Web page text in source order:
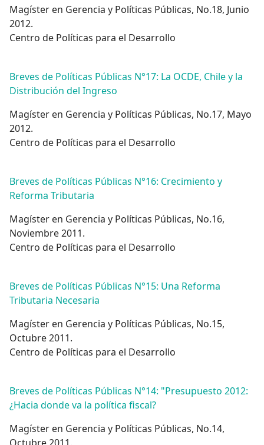
Magíster en Gerencia y Políticas Públicas, No.18, Junio
2012.
Centro de Políticas para el Desarrollo
Breves de Políticas Públicas N°17: La OCDE, Chile y la
Distribución del Ingreso
Magíster en Gerencia y Políticas Públicas, No.17, Mayo
2012.
Centro de Políticas para el Desarrollo
Breves de Políticas Públicas N°16: Crecimiento y
Reforma Tributaria
Magíster en Gerencia y Políticas Públicas, No.16,
Noviembre 2011.
Centro de Políticas para el Desarrollo
Breves de Políticas Públicas N°15: Una Reforma
Tributaria Necesaria
Magíster en Gerencia y Políticas Públicas, No.15,
Octubre 2011.
Centro de Políticas para el Desarrollo
Breves de Políticas Públicas N°14: "Presupuesto 2012:
¿Hacia donde va la política fiscal?
Magíster en Gerencia y Políticas Públicas, No.14,